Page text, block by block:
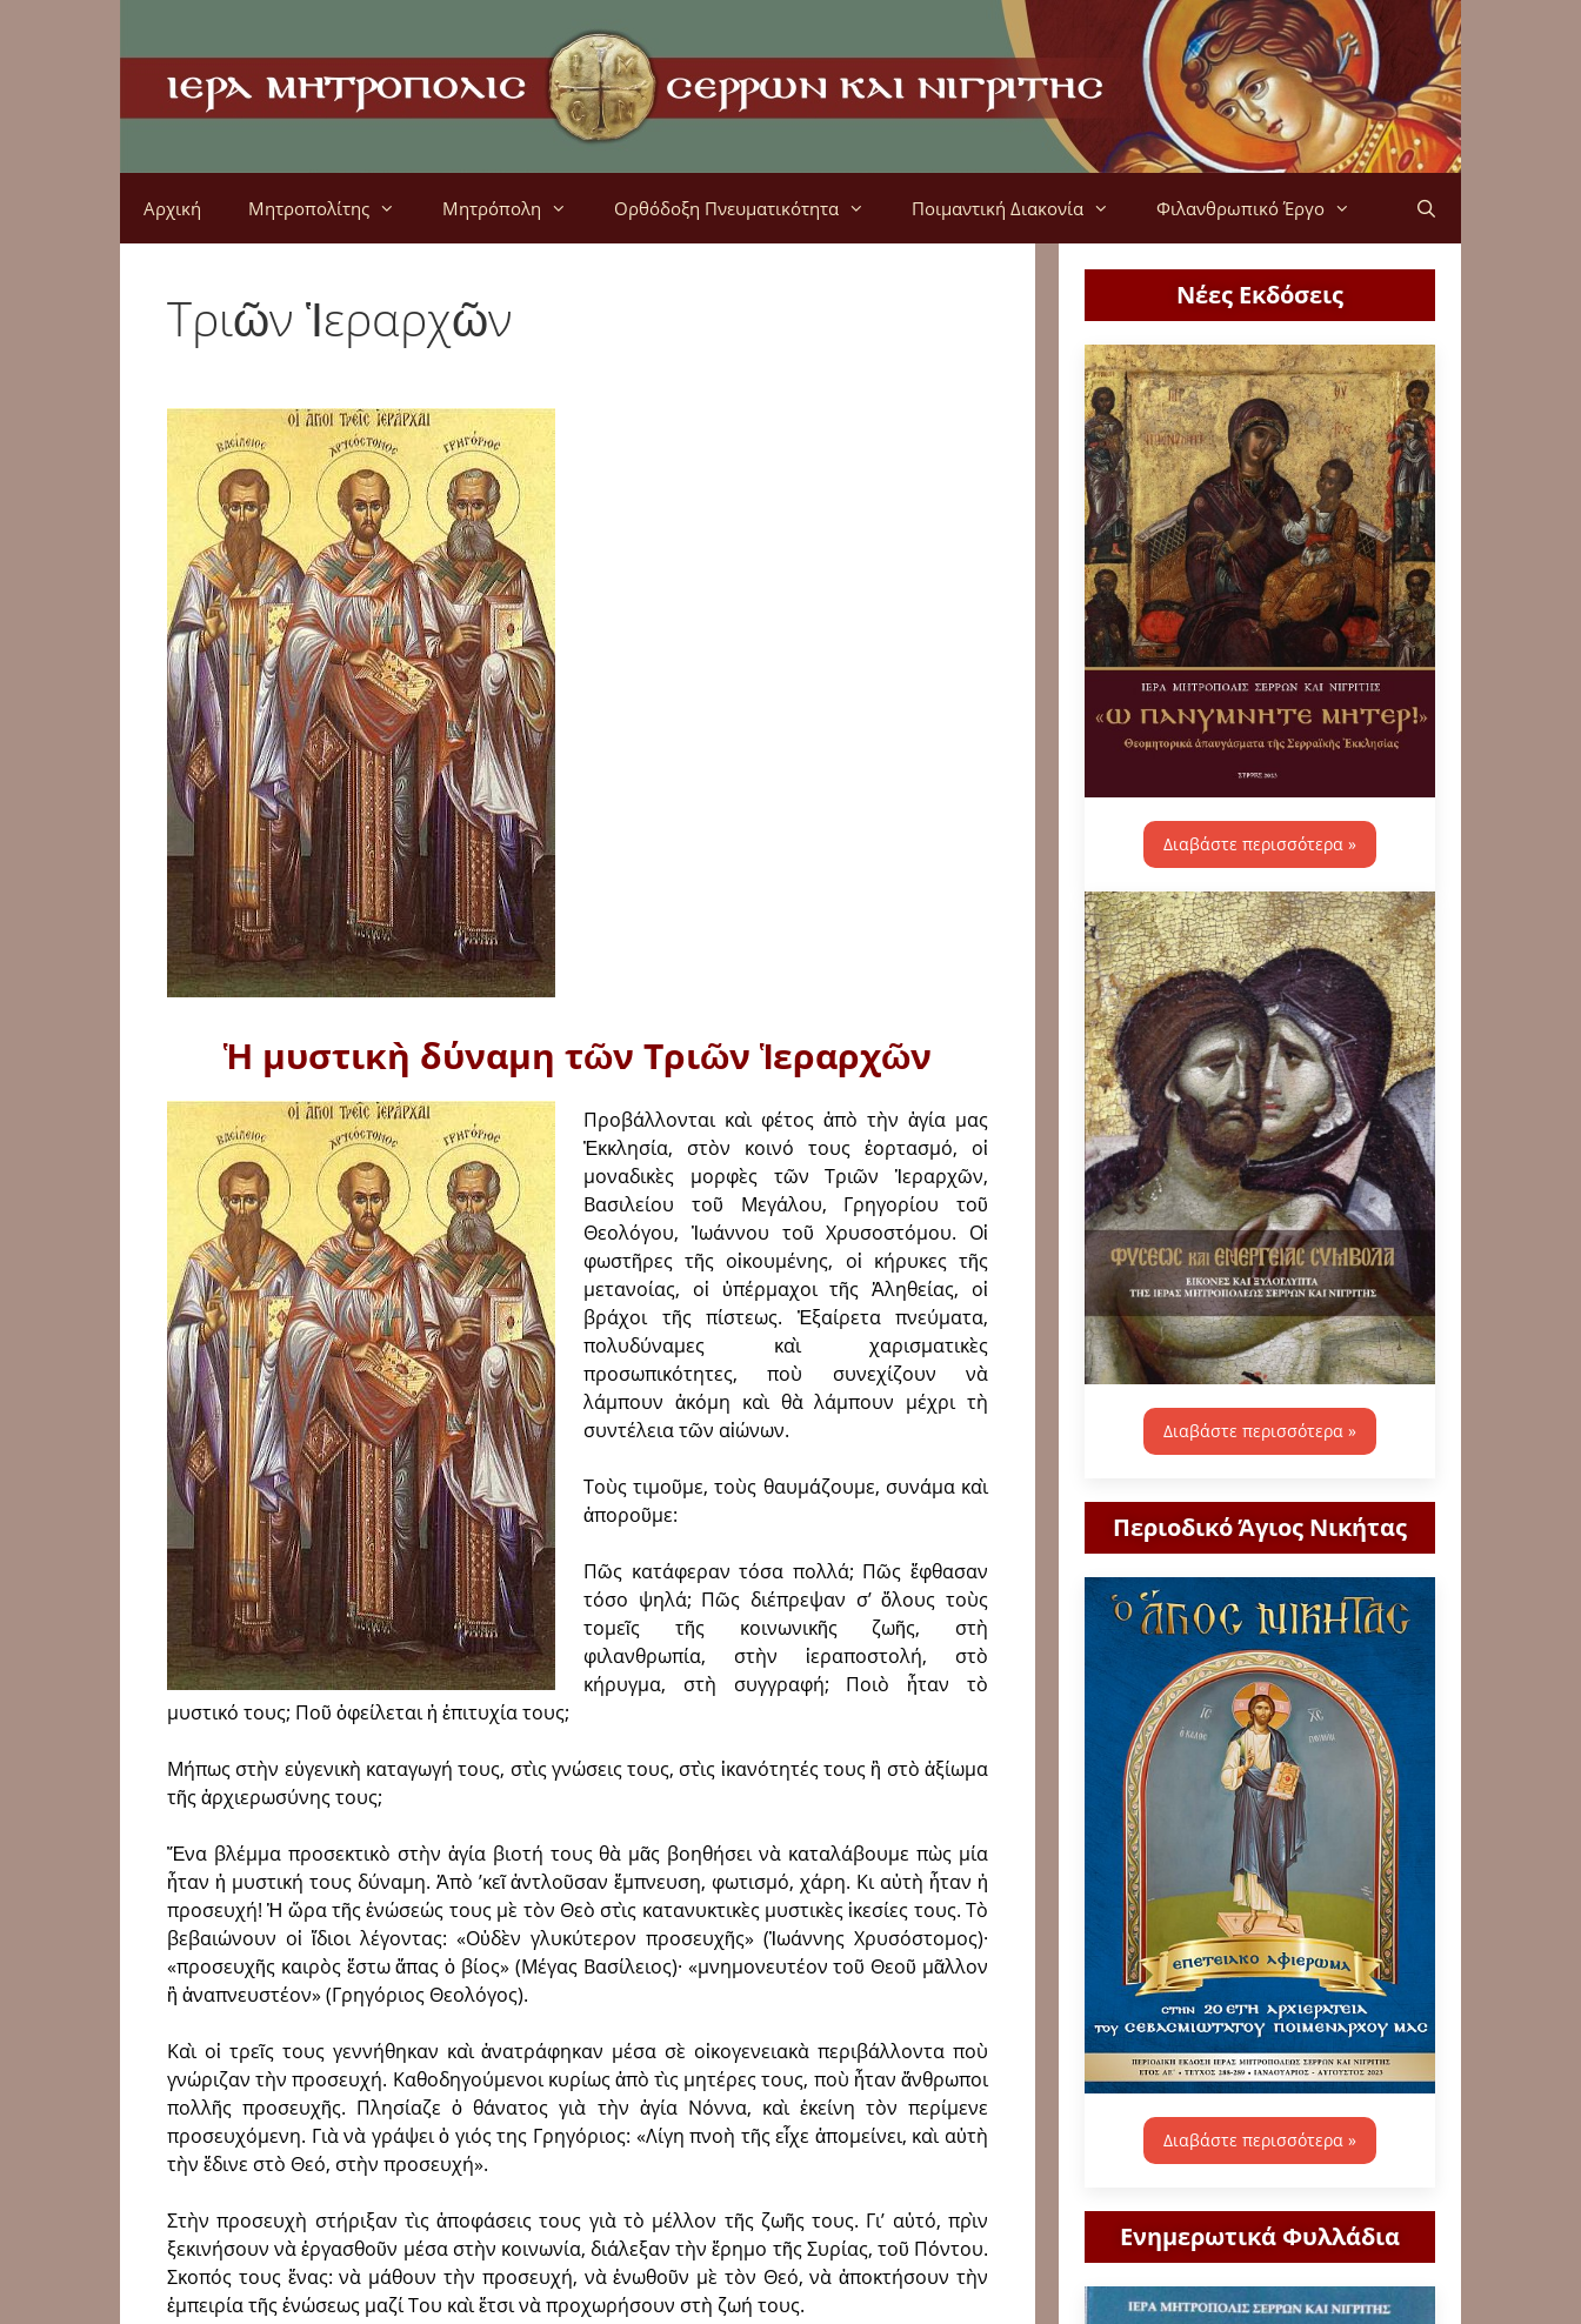
Αρχική Μητροπολίτης Μητρόπολη Ορθόδοξη Πνευματικότητα Ποιμαντική Διακονία Φιλανθρωπικό Έργο
Τριῶν Ἱεραρχῶν
Ἡ μυστικὴ δύναμη τῶν Τριῶν Ἱεραρχῶν
Προβάλλονται καὶ φέτος ἀπὸ τὴν ἁγία μας
Ἐκκλησία, στὸν κοινό τους ἑορτασμό, οἱ
μοναδικὲς μορ­­φὲς τῶν Τριῶν Ἱεραρχῶν,
Βασιλείου τοῦ Μεγάλου, Γρηγορίου τοῦ
Θεολόγου, Ἰωάν­νου τοῦ Χρυσοστόμου. Οἱ
φωστῆρες τῆς οἰκουμένης, οἱ κήρυκες τῆς
μετανοίας, οἱ ὑπέρμαχοι τῆς Ἀληθείας, οἱ
βράχοι τῆς πίστεως. Ἐξαίρετα πνεύματα,
πολυδύναμες καὶ χαρισματικὲς
προσωπικότητες, ποὺ συνεχίζουν νὰ
λάμπουν ἀκόμη καὶ θὰ λάμπουν μέχρι τὴ
συντέλεια τῶν αἰώνων.
Τοὺς τιμοῦμε, τοὺς θαυμάζουμε, συν­άμα καὶ
ἀποροῦμε:
Πῶς κατάφεραν τόσα πολλά; Πῶς ἔ­φθασαν
τόσο ψηλά; Πῶς διέπρεψαν σʼ ὅλους τοὺς
τομεῖς τῆς κοινωνικῆς ζωῆς, στὴ
φιλανθρωπία, στὴν ἱεραποστολή, στὸ
κήρυγμα, στὴ συγγραφή; Ποιὸ ἦταν τὸ
μυστικό τους; Ποῦ ὀφείλεται ἡ ἐπιτυχία τους;
Μήπως στὴν εὐγενικὴ καταγωγή τους, στὶς γνώσεις τους, στὶς ἱκανότητές τους ἢ στὸ ἀξίωμα
τῆς ἀρχιερωσύνης τους;
Ἕνα βλέμμα προσεκτικὸ στὴν ἁγία βιοτή τους θὰ μᾶς βοηθήσει νὰ καταλάβουμε πὼς μία
ἦταν ἡ μυστική τους δύναμη. Ἀπὸ ’κεῖ ἀντλοῦσαν ἔμπνευση, φωτισμό, χάρη. Κι αὐτὴ ἦταν ἡ
προσευχή! Ἡ ὥρα τῆς ἑνώσεώς τους μὲ τὸν Θεὸ στὶς κατανυκτικὲς μυστικὲς ἱκεσίες τους. Τὸ
βεβαιώνουν οἱ ἴδιοι λέ­γοντας: «Οὐ­δὲν γλυκύτερον προσευχῆς» (Ἰωάννης Χρυσόστομος)·
«προσευχῆς και­­ρὸς ἔ­στω ἅ­πας ὁ βίος» (Μέγας Βασίλειος)· «μνημονευτέον τοῦ Θεοῦ μᾶλλον
ἢ ἀναπνευστέον» (Γρηγόριος Θεολόγος).
Καὶ οἱ τρεῖς τους γεννήθηκαν καὶ ἀνατράφηκαν μέσα σὲ οἰκογενειακὰ περιβάλλοντα ποὺ
γνώριζαν τὴν προσευχή. Καθοδηγούμενοι κυρίως ἀπὸ τὶς μητέρες τους, ποὺ ἦταν ἄνθρωποι
πολλῆς προσ­ευχῆς. Πλησίαζε ὁ θάνατος γιὰ τὴν ἁγία Νόννα, καὶ ἐκείνη τὸν περίμενε
προσευχόμενη. Γιὰ νὰ γράψει ὁ γιός της Γρηγόριος: «Λίγη πνοὴ τῆς εἶχε ἀπομείνει, καὶ αὐτὴ
τὴν ἔδινε στὸ Θεό, στὴν προσευχή».
Στὴν προσευχὴ στήριξαν τὶς ἀποφάσεις τους γιὰ τὸ μέλλον τῆς ζωῆς τους. Γι’ αὐτό, πρὶν
ξεκινήσουν νὰ ἐργασθοῦν μέσα στὴν κοινωνία, διάλεξαν τὴν ἔρημο τῆς Συρίας, τοῦ Πόντου.
Σκοπός τους ἕνας: νὰ μάθουν τὴν προσευχή, νὰ ἑνωθοῦν μὲ τὸν Θεό, νὰ ἀποκτήσουν τὴν
ἐμπειρία τῆς ἑνώσεως μαζί Του καὶ ἔτσι νὰ προχωρήσουν στὴ ζωή τους.
Νέες Εκδόσεις
Διαβάστε περισσότερα »
Διαβάστε περισσότερα »
Περιοδικό Άγιος Νικήτας
Διαβάστε περισσότερα »
Ενημερωτικά Φυλλάδια